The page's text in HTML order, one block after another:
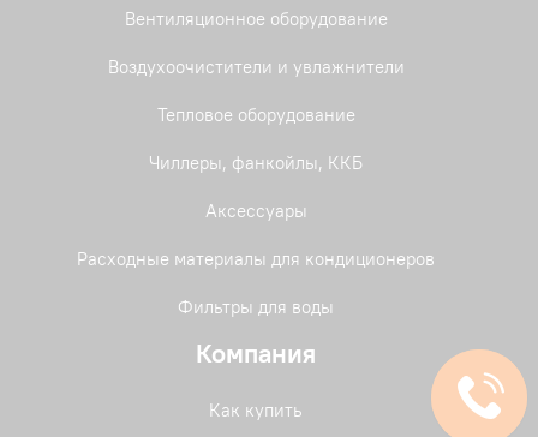
Вентиляционное оборудование
Воздухоочистители и увлажнители
Тепловое оборудование
Чиллеры, фанкойлы, ККБ
Аксессуары
Расходные материалы для кондиционеров
Фильтры для воды
Компания
Как купить